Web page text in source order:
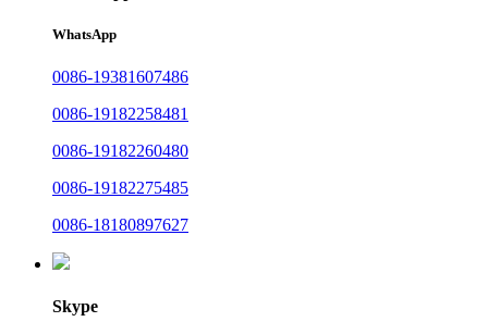
WhatsApp
0086-19381607486
0086-19182258481
0086-19182260480
0086-19182275485
0086-18180897627
Skype